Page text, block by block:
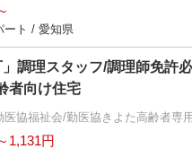
ート / 愛知県
」調理スタッフ/調理師免許
者向け住宅
医協福祉会/勤医協きよた高齢者専
1,131円